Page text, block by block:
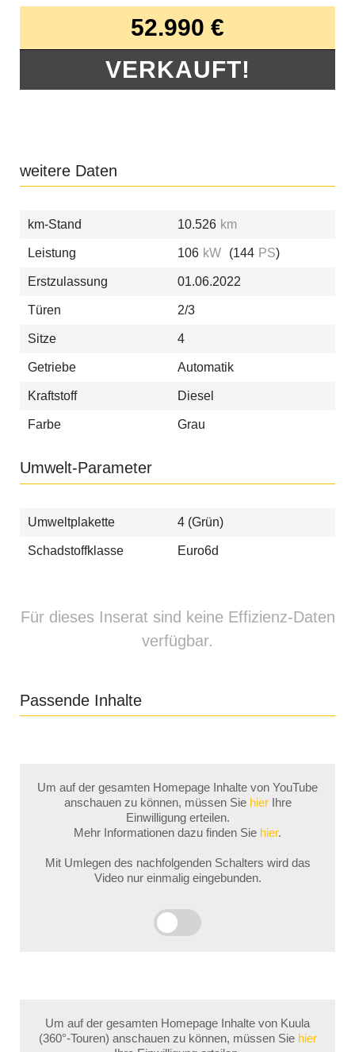
52.990 €
VERKAUFT!
weitere Daten
km-Stand 10.526 km
Leistung 106 kW (144 PS)
Erstzulassung 01.06.2022
Türen 2/3
Sitze 4
Getriebe Automatik
Kraftstoff Diesel
Farbe Grau
Umwelt-Parameter
Umweltplakette 4 (Grün)
Schadstoffklasse Euro6d
Für dieses Inserat sind keine Effizienz-Daten
verfügbar.
Passende Inhalte
Um auf der gesamten Homepage Inhalte von YouTube
anschauen zu können, müssen Sie hierIhre
Einwilligung erteilen.
Mehr Informationen dazu finden Sie hier.
Mit Umlegen des nachfolgenden Schalters wird das
Video nur einmalig eingebunden.
Um auf der gesamten Homepage Inhalte von Kuula
(360°-Touren) anschauen zu können, müssen Sie hier